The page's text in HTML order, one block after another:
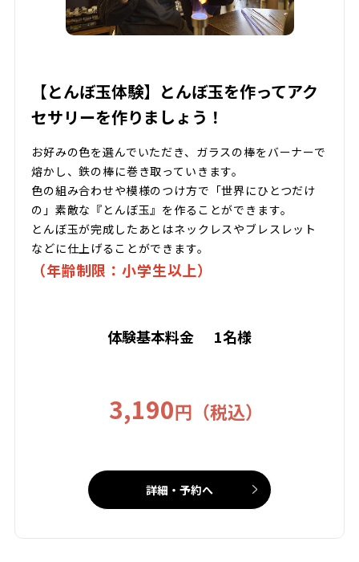
【とんぼ玉体験】とんぼ玉を作ってアク
セサリーを作りましょう！
お好みの色を選んでいただき、ガラスの棒をバーナーで
熔かし、鉄の棒に巻き取っていきます。
色の組み合わせや模様のつけ方で「世界にひとつだけ
の」素敵な『とんぼ玉』を作ることができます。
とんぼ玉が完成したあとはネックレスやブレスレット
などに仕上げることができます。
（年齢制限：小学生以上）
体験基本料金 1名様
3,190円（税込）
詳細・予約へ